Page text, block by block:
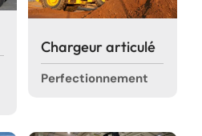
Chargeur articulé
Perfectionnement